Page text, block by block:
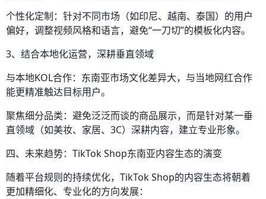
个性化定制：针对不同市场（如印尼、越南、泰国）的用户
偏好，调整视频风格和语言，避免“一刀切”的模板化内容。
3、结合本地化运营，深耕垂直领域
与本地KOL合作：东南亚市场文化差异大，与当地网红合作
能更精准触达目标用户。
聚焦细分品类：避免泛泛而谈的商品展示，而是针对某一垂
直领域（如美妆、家居、3C）深耕内容，建立专业形象。
四、未来趋势：TikTok Shop东南亚内容生态的演变
随着平台规则的持续优化，TikTok Shop的内容生态将朝着
更加精细化、专业化的方向发展：